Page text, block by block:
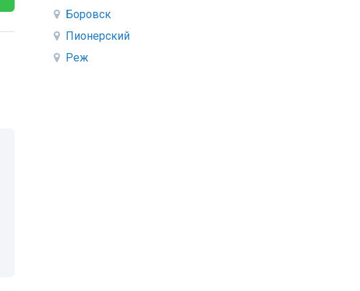
Боровск
Пионерский
Реж